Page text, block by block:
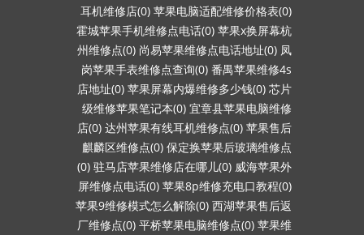
耳机维修店(0) 苹果电脑适配维修价格表(0)
霍城苹果手机维修点电话(0) 苹果x换屏幕杭
州维修点(0) 尚易苹果维修点电话地址(0) 凤
岗苹果手表维修点查询(0) 番禺苹果维修4s
店地址(0) 苹果屏幕内爆维修多少钱(0) 芯片
级维修苹果笔记本(0) 宜章县苹果电脑维修
店(0) 达州苹果有线耳机维修点(0) 苹果售后
麒麟区维修点(0) 保定换苹果后玻璃维修点
(0) 驻马店苹果维修店在哪儿(0) 威海苹果外
屏维修点电话(0) 苹果8p维修充电口教程(0)
苹果9维修模式怎么解除(0) 西湖苹果售后返
厂维修点(0) 平桥苹果电脑维修点(0) 苹果维